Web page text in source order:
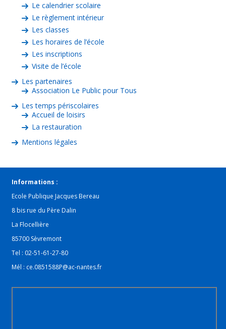
Le calendrier scolaire
Le règlement intérieur
Les classes
Les horaires de l’école
Les inscriptions
Visite de l’école
Les partenaires
Association Le Public pour Tous
Les temps périscolaires
Accueil de loisirs
La restauration
Mentions légales
Informations :
Ecole Publique Jacques Bereau
8 bis rue du Père Dalin
La Flocellière
85700 Sèvremont
Tel : 02-51-61-27-80
Mél : ce.0851588P@ac-nantes.fr